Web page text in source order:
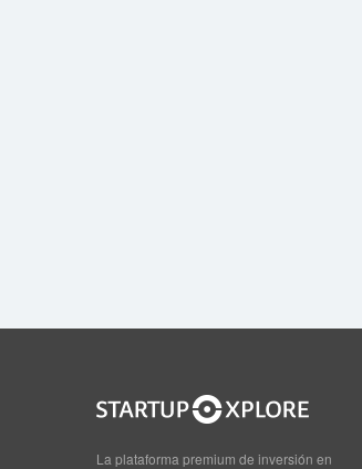
La plataforma premium de inversión en